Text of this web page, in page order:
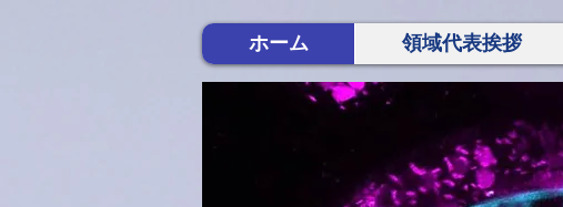
ホーム 領域代表挨拶